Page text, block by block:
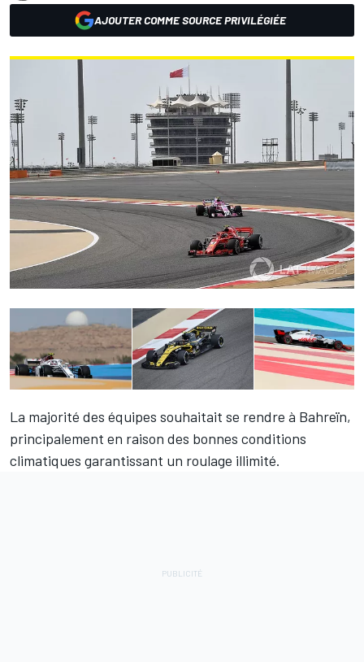
AJOUTER COMME SOURCE PRIVILÉGIÉE
La majorité des équipes souhaitait se rendre à Bahreïn,
principalement en raison des bonnes conditions
climatiques garantissant un roulage illimité.